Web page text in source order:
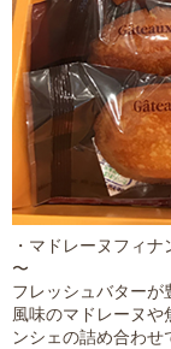
・マドレーヌフィ
〜
フレッシュバターが
風味のマドレーヌ
ンシェの詰め合わせ